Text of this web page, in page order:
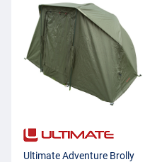
Ultimate Adventure Brolly